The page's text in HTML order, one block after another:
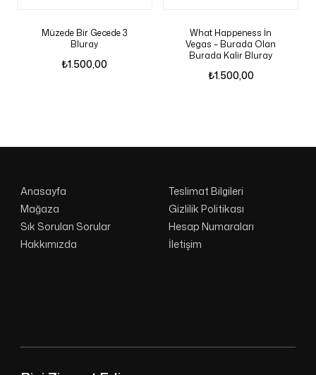
Müzede Bir Gecede 3
Bluray
₺1.500,00
What Happeness İn
Vegas – Burada Olan
Burada Kalir Bluray
₺1.500,00
Anasayfa
Mağaza
Sık Sorulan Sorular
Hakkımızda
Teslimat Bilgileri
Gizlilik Politikası
Hesap Numaraları
İletişim